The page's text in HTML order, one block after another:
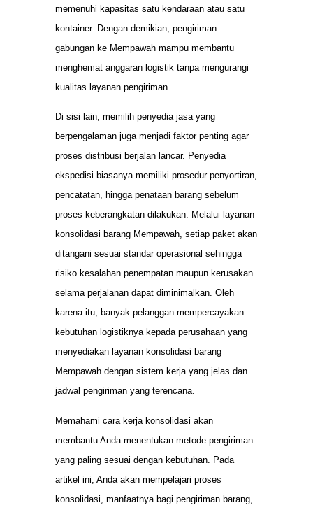
memenuhi kapasitas satu kendaraan atau satu
kontainer. Dengan demikian, pengiriman
gabungan ke Mempawah mampu membantu
menghemat anggaran logistik tanpa mengurangi
kualitas layanan pengiriman.
Di sisi lain, memilih penyedia jasa yang
berpengalaman juga menjadi faktor penting agar
proses distribusi berjalan lancar. Penyedia
ekspedisi biasanya memiliki prosedur penyortiran,
pencatatan, hingga penataan barang sebelum
proses keberangkatan dilakukan. Melalui layanan
konsolidasi barang Mempawah, setiap paket akan
ditangani sesuai standar operasional sehingga
risiko kesalahan penempatan maupun kerusakan
selama perjalanan dapat diminimalkan. Oleh
karena itu, banyak pelanggan mempercayakan
kebutuhan logistiknya kepada perusahaan yang
menyediakan layanan konsolidasi barang
Mempawah dengan sistem kerja yang jelas dan
jadwal pengiriman yang terencana.
Memahami cara kerja konsolidasi akan
membantu Anda menentukan metode pengiriman
yang paling sesuai dengan kebutuhan. Pada
artikel ini, Anda akan mempelajari proses
konsolidasi, manfaatnya bagi pengiriman barang,